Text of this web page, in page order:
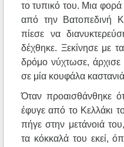
το τυπικό του. Μια
από την Βατοπεδινή
πίεσε να
δέχθηκε. Ξεκίνησε με
δρόμο νύχτωσε, άρχισε
σε μία κουφάλα
Όταν προαισθάνθηκε
έφυγε από το Κελλάκι
πήγε στην μετάνοιά
τα κόκκαλά του εκεί,